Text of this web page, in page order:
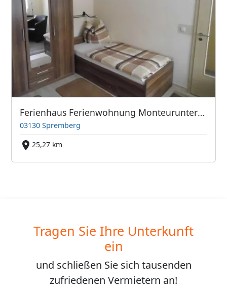
Ferienhaus Ferienwohnung Monteurunterkunft / Zimmer in Spremberg
03130 Spremberg
25,27 km
Tragen Sie Ihre Unterkunft
ein
und schließen Sie sich tausenden
zufriedenen Vermietern an!